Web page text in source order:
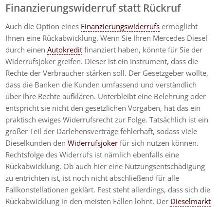
Finanzierungswiderruf statt Rückruf
Auch die Option eines Finanzierungswiderrufs ermöglicht
Ihnen eine Rückabwicklung. Wenn Sie Ihren Mercedes Diesel
durch einenAutokredit finanziert haben, könnte für Sie der
Widerrufsjoker greifen. Dieser ist ein Instrument, dass die
Rechte der Verbraucher stärken soll. Der Gesetzgeber wollte,
dass die Banken die Kunden umfassend und verständlich
über ihre Rechte aufklären. Unterbleibt eine Belehrung oder
entspricht sie nicht den gesetzlichen Vorgaben, hat das ein
praktisch ewiges Widerrufsrecht zur Folge. Tatsächlich ist ein
großer Teil der Darlehensverträge fehlerhaft, sodass viele
Dieselkunden denWiderrufsjoker für sich nutzen können.
Rechtsfolge des Widerrufs ist nämlich ebenfalls eine
Rückabwicklung. Ob auch hier eine Nutzungsentschädigung
zu entrichten ist, ist noch nicht abschließend für alle
Fallkonstellationen geklärt. Fest steht allerdings, dass sich die
Rückabwicklung in den meisten Fällen lohnt. Der Dieselmarkt